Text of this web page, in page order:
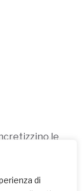
di
le